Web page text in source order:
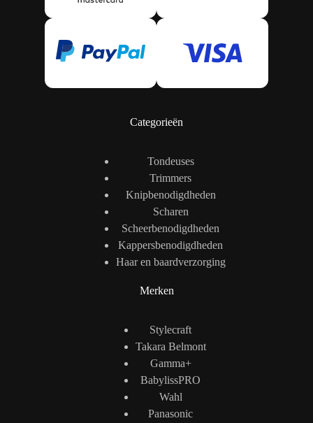
Categorieën
Tondeuses
Trimmers
Knipbenodigdheden
Scharen
Scheerbenodigdheden
Kappersbenodigdheden
Haar en baardverzorging
Merken
Stylecraft
Takara Belmont
Gamma+
BabylissPRO
Wahl
Panasonic